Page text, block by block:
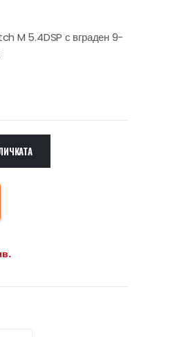
M 5.4DSP с вграден 9-